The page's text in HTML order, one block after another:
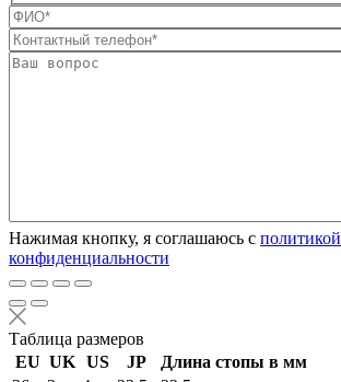
Нажимая кнопку, я соглашаюсь с политикой
конфиденциальности
Таблица размеров
EU UK US JP
Длина стопы в мм